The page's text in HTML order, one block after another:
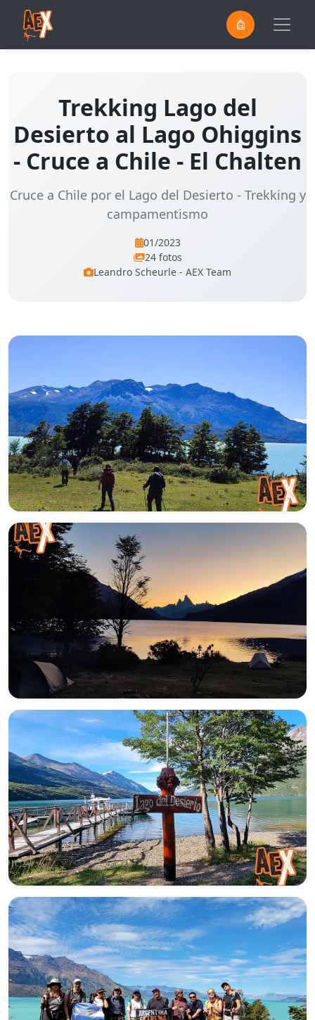
Trekking Lago del
Desierto al Lago Ohiggins
- Cruce a Chile - El Chalten
Cruce a Chile por el Lago del Desierto - Trekking y
campamentismo
01/2023
24 fotos
Leandro Scheurle - AEX Team